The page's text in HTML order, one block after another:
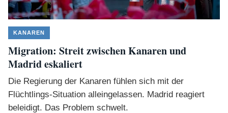
KANAREN
Migration: Streit zwischen Kanaren und
Madrid eskaliert
Die Regierung der Kanaren fühlen sich mit der
Flüchtlings-Situation alleingelassen. Madrid reagiert
beleidigt. Das Problem schwelt.